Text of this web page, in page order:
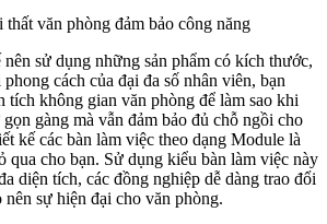
văn phòng đảm bảo công năng
nên sử dụng những sản phẩm có kích thước,
cách của đại đa số nhân viên, bạn
tích không gian văn phòng để làm sao khi
gàng mà vẫn đảm bảo đủ chỗ ngồi cho
kế các bàn làm việc theo dạng Module là
qua cho bạn. Sử dụng kiểu bàn làm việc này
diện tích, các đồng nghiệp dễ dàng trao đổi
sự hiện đại cho văn phòng.